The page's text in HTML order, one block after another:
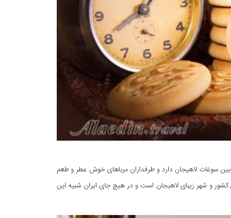
سوغات لاهیجان دارد و طرفداران مرباهای خوش عطر و طعم
و شهر زیبای لاهیجان است و در هیچ جای ایران شبیه این